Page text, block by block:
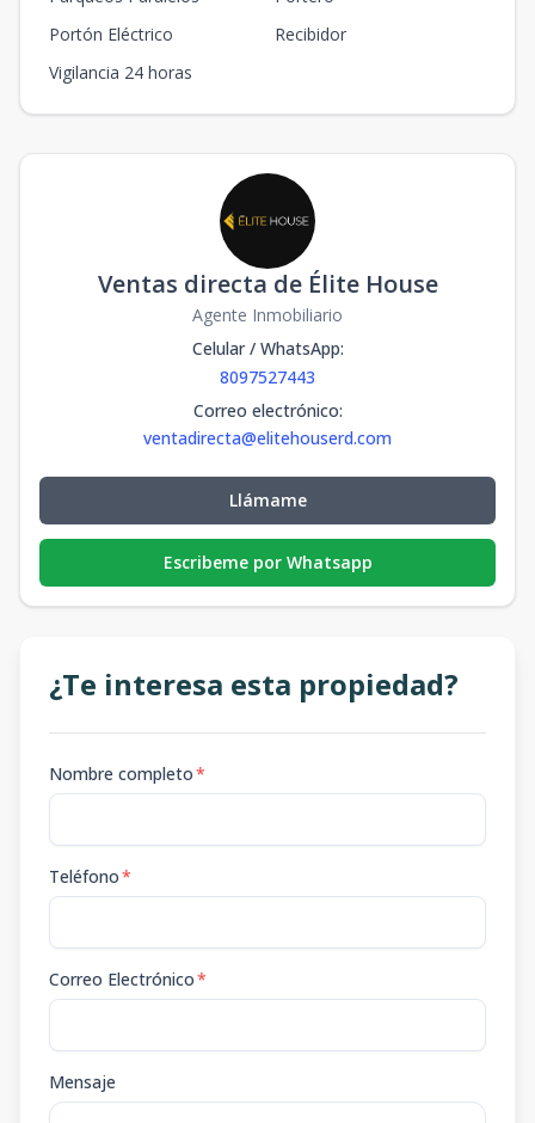
Portón Eléctrico
Recibidor
Vigilancia 24 horas
Ventas directa de Élite House
Agente Inmobiliario
Celular / WhatsApp:
8097527443
Correo electrónico:
ventadirecta@elitehouserd.com
Llámame
Escribeme por Whatsapp
¿Te interesa esta propiedad?
Nombre completo*
Teléfono*
Correo Electrónico*
Mensaje